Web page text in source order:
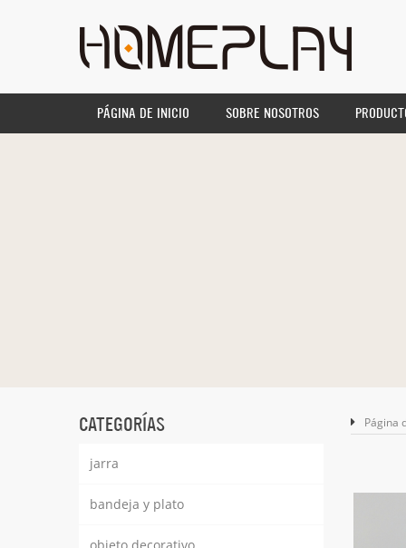
PÁGINA DE INICIO SOBRE NOSOTROS
CATEGORÍAS
jarra
bandeja y plato
Página